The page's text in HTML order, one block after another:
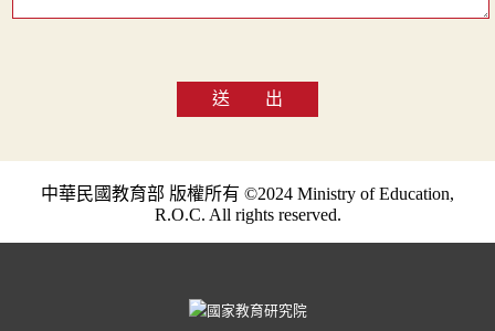
送 出
中華民國教育部 版權所有 ©2024 Ministry of Education,
R.O.C. All rights reserved.